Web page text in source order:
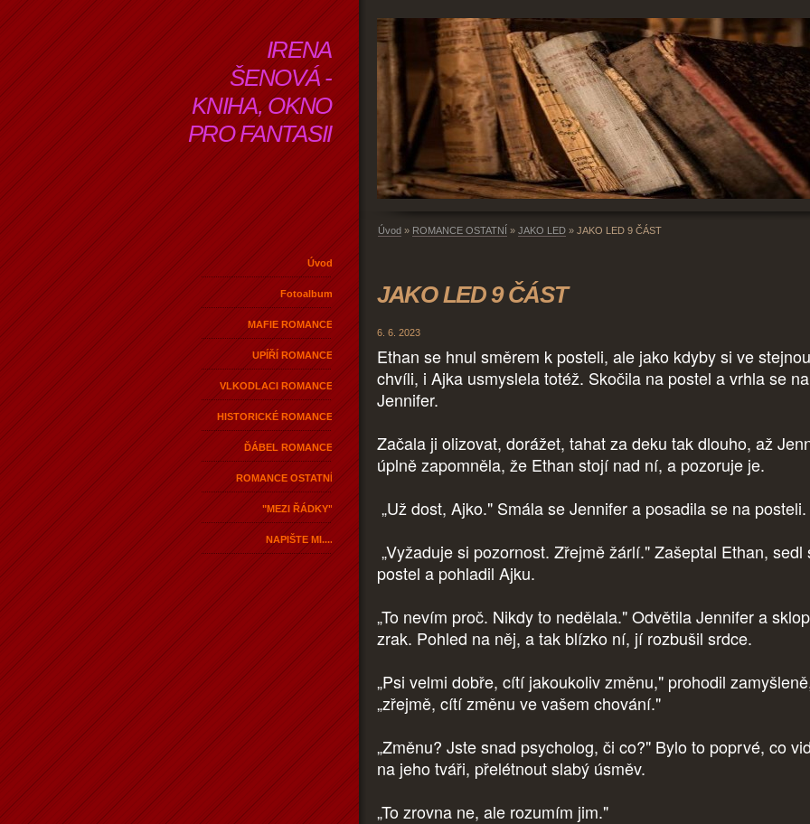
IRENA
ŠENOVÁ -
KNIHA, OKNO
PRO FANTASII
Úvod
Fotoalbum
MAFIE ROMANCE
UPÍŘÍ ROMANCE
VLKODLACI ROMANCE
HISTORICKÉ ROMANCE
ĎÁBEL ROMANCE
ROMANCE OSTATNÍ
"MEZI ŘÁDKY"
NAPIŠTE MI....
Úvod » ROMANCE OSTATNÍ » JAKO LED » JAKO LED 9 ČÁST
JAKO LED 9 ČÁST
6. 6. 2023
Ethan se hnul směrem k posteli, ale jako kdyby si ve stejnou
chvíli, i Ajka usmyslela totéž. Skočila na postel a vrhla se na
Jennifer.
Začala ji olizovat, dorážet, tahat za deku tak dlouho, až
úplně zapomněla, že Ethan stojí nad ní, a pozoruje je.
„Už dost, Ajko." Smála se Jennifer a posadila se na posteli.
„Vyžaduje si pozornost. Zřejmě žárlí." Zašeptal Ethan, sedl
postel a pohladil Ajku.
„To nevím proč. Nikdy to nedělala." Odvětila Jennifer a
zrak. Pohled na něj, a tak blízko ní, jí rozbušil srdce.
„Psi velmi dobře, cítí jakoukoliv změnu," prohodil
„zřejmě, cítí změnu ve vašem chování."
„Změnu? Jste snad psycholog, či co?" Bylo to poprvé, co
na jeho tváři, přelétnout slabý úsměv.
„To zrovna ne, ale rozumím jim."